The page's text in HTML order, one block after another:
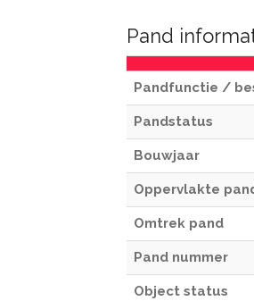
Pand
Pandfunctie /
Pandstatus
Bouwjaar
Oppervlakte
Omtrek pand
Pand nummer
Object status